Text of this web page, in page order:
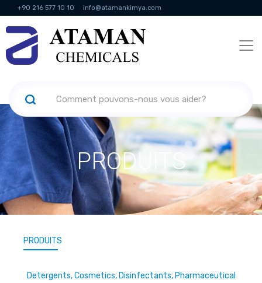
+90 216 577 10 10 info@atamankimya.com
KVKK Politikası Services de la société de l'information
humaines
PRODUITS
PRODUITS
Detergents, Cosmetics, Disinfectants, Pharmaceutical